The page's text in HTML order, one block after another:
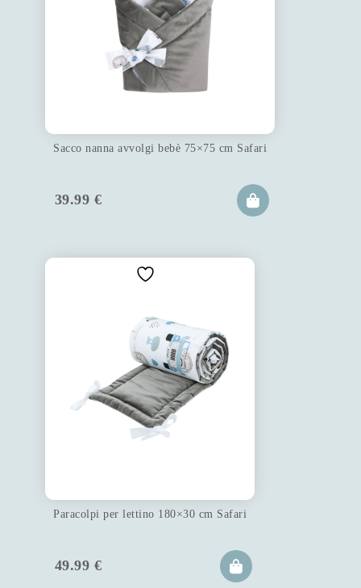
Sacco nanna avvolgi bebè 75×75 cm Safari
39.99 €
Paracolpi per lettino 180×30 cm Safari
49.99 €